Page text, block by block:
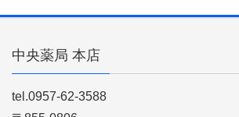
中央薬局 本店
tel.0957-62-3588